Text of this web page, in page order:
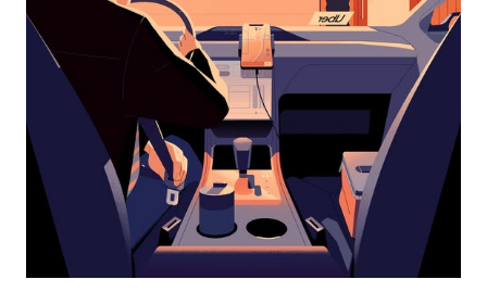
el
botón
escape
el
calendario.